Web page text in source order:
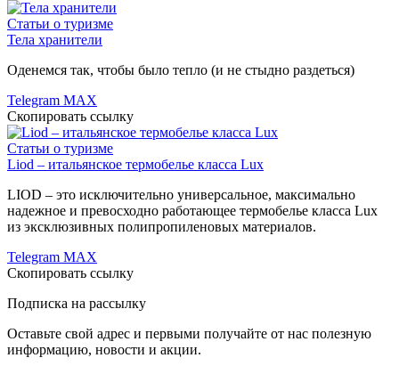
Статьи о туризме
Тела хранители
Оденемся так, чтобы было тепло (и не стыдно раздеться)
Telegram MAX
Скопировать ссылку
Статьи о туризме
Liod – итальянское термобелье класса Lux
LIOD – это исключительно универсальное, максимально
надежное и превосходно работающее термобелье класса Lux
из эксклюзивных полипропиленовых материалов.
Telegram MAX
Скопировать ссылку
Подписка на рассылку
Оставьте свой адрес и первыми получайте от нас полезную
информацию, новости и акции.